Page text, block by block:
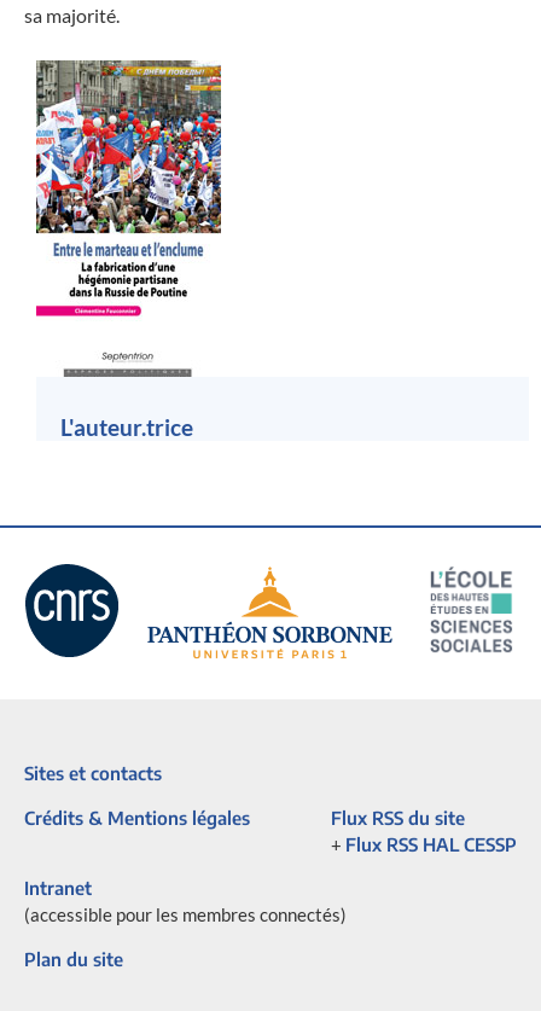
sa majorité.
L'auteur.trice
Sites et contacts
Crédits & Mentions légales
Flux RSS du site
+ Flux RSS HAL CESSP
Intranet
(accessible pour les membres connectés)
Plan du site